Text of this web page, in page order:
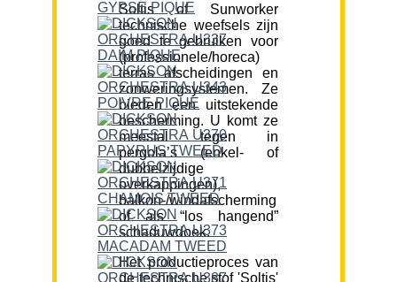
Soltis of Sunworker
technische weefsels zijn
goed te gebruiken voor
(professionele/horeca)
terras afscheidingen en
zonweringsystemen. Ze
bieden een uitstekende
bescherming. U komt ze
meestal tegen in
pergola’s (enkel- of
dubbelzijdige
overkappingen),
balkon-/windafscherming
of als “los hangend”
schaduwdoek.
Het productieproces van
de technische stof 'Soltis'